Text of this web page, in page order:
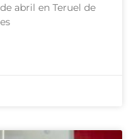
abril en Teruel de